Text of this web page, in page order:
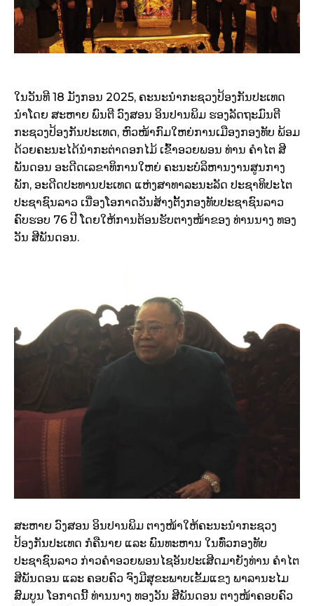
ໃນວັນທີ 18 ມັງກອນ 2025, ຄະນະນຳກະຊວງປ້ອງກັນປະເທດ
ນຳໂດຍ ສະຫາຍ ພົນຕີ ວົງສອນ ອິນປານພິມ ຮອງລັດຖະມົນຕີ
ກະຊວງປ້ອງກັນປະເທດ, ຫົວໜ້າກົມໃຫຍ່ການເມືອງກອງທັບ ພ້ອມ
ດ້ວຍຄະນະໄດ້ນຳກະຕ່າດອກໄມ້ ເຂົ້າອວຍພອນ ທ່ານ ຄຳໄຕ ສີ
ພັນດອນ ອະດີດເລຂາທິການໃຫຍ່ ຄະນະບໍລິຫານງານສູນກາງ
ພັກ, ອະດີດປະທານປະເທດ ແຫ່ງສາທາລະນະລັດ ປະຊາທິປະໄຕ
ປະຊາຊົນລາວ ເນື່ອງໂອກາດວັນສ້າງຕັ້ງກອງທັບປະຊາຊົນລາວ
ຄົບຮອບ 76 ປີ ໂດຍໃຫ້ການຕ້ອນຮັບຕາງໜ້າຂອງ ທ່ານນາງ ທອງ
ວັນ ສີພັນດອນ.
ສະຫາຍ ວົງສອນ ອິນປານພິມ ຕາງໜ້າໃຫ້ຄະນະນຳກະຊວງ
ປ້ອງກັນປະເທດ ກໍຄືນາຍ ແລະ ພົນທະຫານ ໃນທົ່ວກອງທັບ
ປະຊາຊົນລາວ ກ່າວຄຳອວຍພອນໄຊອັນປະເສີດມາຍັງທ່ານ ຄຳໄຕ
ສີພັນດອນ ແລະ ຄອບຄົວ ຈົງມີສຸຂະພາບເຂັ້ມແຂງ ພາລານະໄມ
ສົມບູນ ໂອກາດນີ້ ທ່ານນາງ ທອງວັນ ສີພັນດອນ ຕາງໜ້າຄອບຄົວ